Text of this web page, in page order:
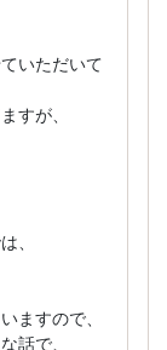
いただいて
すが、
、
ますので、
話で、